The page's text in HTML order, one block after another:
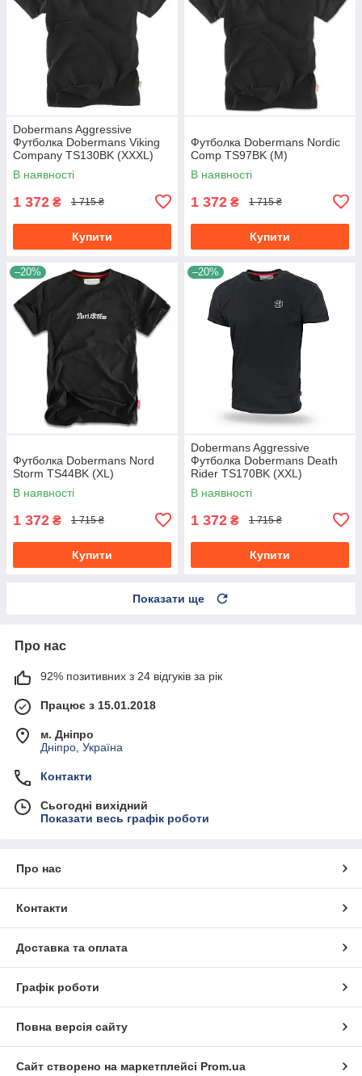
Dobermans Aggressive
Футболка Dobermans Viking
Company TS130BK (XXXL)
В наявності
1 372 ₴ 1 715 ₴
Купити
Футболка Dobermans Nordic
Comp TS97BK (M)
В наявності
1 372 ₴ 1 715 ₴
Купити
–20%
Футболка Dobermans Nord
Storm TS44BK (XL)
В наявності
1 372 ₴ 1 715 ₴
Купити
–20%
Dobermans Aggressive
Футболка Dobermans Death
Rider TS170BK (XXL)
В наявності
1 372 ₴ 1 715 ₴
Купити
Показати ще
Про нас
92% позитивних з 24 відгуків за рік
Працює з 15.01.2018
м. Дніпро
Дніпро, Україна
Контакти
Сьогодні вихідний
Показати весь графік роботи
Про нас
Контакти
Доставка та оплата
Графік роботи
Повна версія сайту
Сайт створено на маркетплейсі Prom.ua